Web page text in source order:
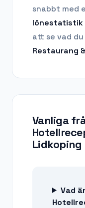
snabbt med
lönestatistik
att se vad
Restaurang
Vanliga
Lidkoping
Vad